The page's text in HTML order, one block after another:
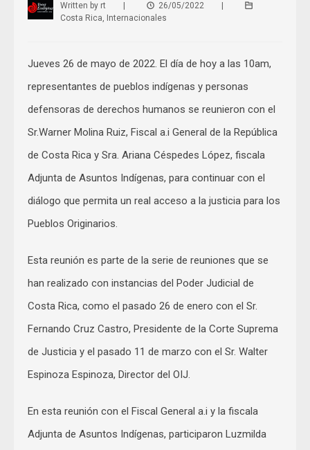
Written by rt 26/05/2022
Costa Rica, Internacionales
Jueves 26 de mayo de 2022. El día de hoy a las 10am,
representantes de pueblos indígenas y personas
defensoras de derechos humanos se reunieron con el
Sr.Warner Molina Ruiz, Fiscal a.i General de la República
de Costa Rica y Sra. Ariana Céspedes López, fiscala
Adjunta de Asuntos Indígenas, para continuar con el
diálogo que permita un real acceso a la justicia para los
Pueblos Originarios.
Esta reunión es parte de la serie de reuniones que se
han realizado con instancias del Poder Judicial de
Costa Rica, como el pasado 26 de enero con el Sr.
Fernando Cruz Castro, Presidente de la Corte Suprema
de Justicia y el pasado 11 de marzo con el Sr. Walter
Espinoza Espinoza, Director del OIJ.
En esta reunión con el Fiscal General a.i y la fiscala
Adjunta de Asuntos Indígenas, participaron Luzmilda